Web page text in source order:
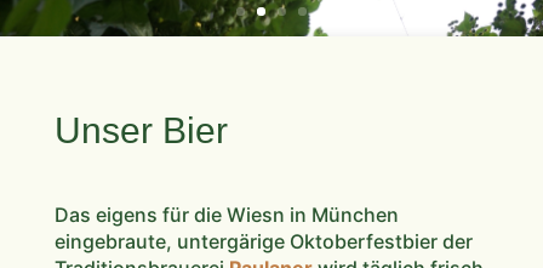
Unser Bier
Das eigens für die Wiesn in München
eingebraute, untergärige Oktoberfestbier der